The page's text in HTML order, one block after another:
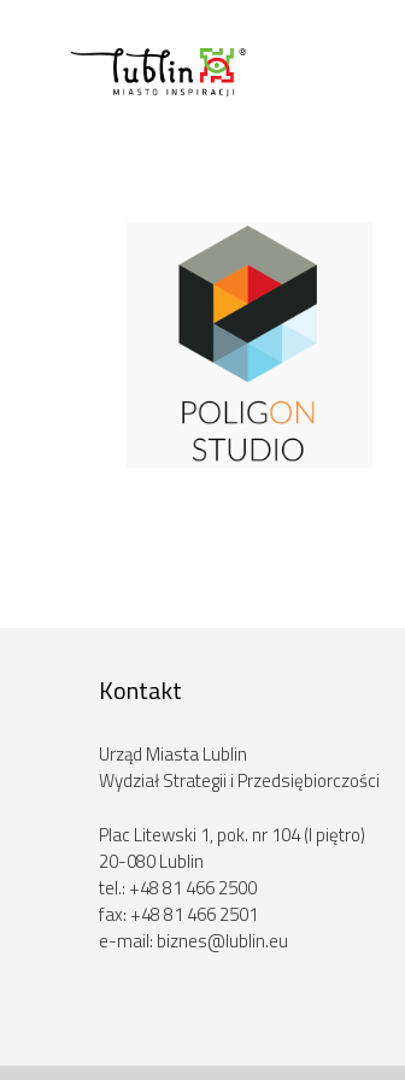
Kontakt
Urząd Miasta Lublin
Wydział Strategii i Przedsiębiorczości
Plac Litewski 1, pok. nr 104 (I piętro)
20-080 Lublin
tel.: +48 81 466 2500
fax: +48 81 466 2501
e-mail: biznes@lublin.eu